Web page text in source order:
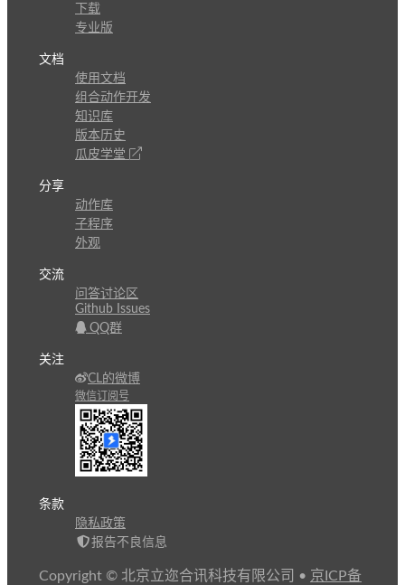
下载
专业版
文档
使用文档
组合动作开发
知识库
版本历史
瓜皮学堂
分享
动作库
子程序
外观
交流
问答讨论区
Github Issues
QQ群
关注
CL的微博
微信订阅号
条款
隐私政策
报告不良信息
Copyright © 北京立迩合讯科技有限公司 • 京ICP备